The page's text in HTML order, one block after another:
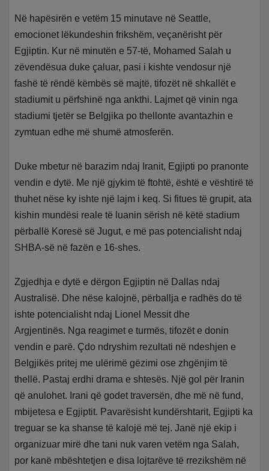
Në hapësirën e vetëm 15 minutave në Seattle,
emocionet lëkundeshin frikshëm, veçanërisht për
Egjiptin. Kur në minutën e 57-të, Mohamed Salah u
zëvendësua duke çaluar, pasi i kishte vendosur një
fashë të rëndë këmbës së majtë, tifozët në shkallët e
stadiumit u përfshinë nga ankthi. Lajmet që vinin nga
stadiumi tjetër se Belgjika po thellonte avantazhin e
zymtuan edhe më shumë atmosferën.
Duke mbetur në barazim ndaj Iranit, Egjipti po pranonte
vendin e dytë. Me një gjykim të ftohtë, është e vështirë të
thuhet nëse ky ishte një lajm i keq. Si fitues të grupit, ata
kishin mundësi reale të luanin sërish në këtë stadium
përballë Koresë së Jugut, e më pas potencialisht ndaj
SHBA-së në fazën e 16-shes.
Zgjedhja e dytë e dërgon Egjiptin në Dallas ndaj
Australisë. Dhe nëse kalojnë, përballja e radhës do të
ishte potencialisht ndaj Lionel Messit dhe
Argjentinës. Nga reagimet e turmës, tifozët e donin
vendin e parë. Çdo ndryshim rezultati në ndeshjen e
Belgjikës pritej me ulërimë gëzimi ose zhgënjim të
thellë. Pastaj erdhi drama e shtesës. Një gol për Iranin
që anulohet. Irani që godet traversën, dhe më në fund,
mbijetesa e Egjiptit. Pavarësisht kundërshtarit, Egjipti ka
treguar se ka shanse të kalojë më tej. Janë një ekip i
organizuar mirë dhe tani nuk varen vetëm nga Salah,
por kanë mbështetjen e disa lojtarëve të rrezikshëm në